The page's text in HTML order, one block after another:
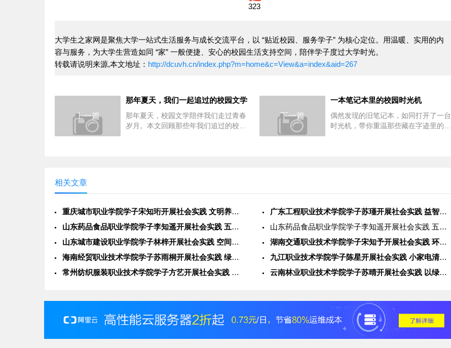
323
大学生之家网是聚焦大学一站式生活服务与成长交流平台，以 “贴近校园、服务学子” 为核心定位。用温暖、实用的内
容与服务，为大学生营造如同 “家” 一般便捷、安心的校园生活支持空间，陪伴学子度过大学时光。
转载请说明来源,本文地址： http://dcuvh.cn/index.php?m=home&c=View&a=index&aid=267
上一篇
那年夏天，我们一起追过的校园文学
那年夏天，校园文学陪伴我们走过青春
岁月。本文回顾那些年我们追过的校园
下一篇
一本笔记本里的校园时光机
偶然发现的旧笔记本，如同打开了一台
时光机，带你重温那些藏在字迹里的校
相关文章
重庆城市职业学院学子宋知珩开展社会实践 文明养宠科普整治焕新
广东工程职业技术学院学子苏瑾开展社会实践 益智手工科普助力孩
山东药品食品职业学院学子李知遥开展社会实践 五谷杂粮科普进社
山东药品食品职业学院学子李知遥开展社会实践 五谷杂粮科普进社
山东城市建设职业学院学子林梓开展社会实践 空间整理技艺助力居
湖南交通职业技术学院学子宋知予开展社会实践 环保科普手绘扮靓
海南经贸职业技术学院学子苏雨桐开展社会实践 绿植培育科普装点
九江职业技术学院学子陈星开展社会实践 小家电清洁保养服务暖心
常州纺织服装职业技术学院学子方艺开展社会实践 科普生活技巧短
云南林业职业技术学院学子苏晴开展社会实践 以绿植养护技能助力